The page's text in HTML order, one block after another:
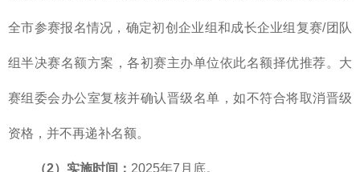
全市参赛报名情况，确定初创企业组和成长企业组复赛/团队
组半决赛名额方案，各初赛主办单位依此名额择优推荐。大
赛组委会办公室复核并确认晋级名单，如不符合将取消晋级
资格，并不再递补名额。
（2）实施时间： 2025年7月底。